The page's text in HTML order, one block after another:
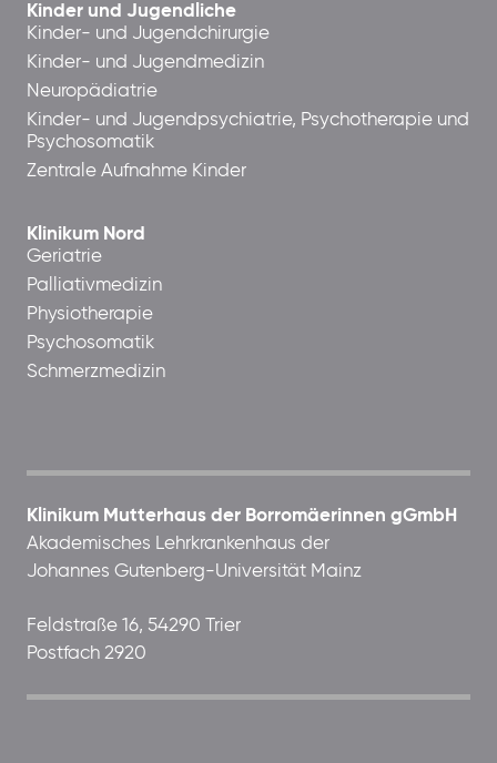
Kinder und Jugendliche
Kinder- und Jugendchirurgie
Kinder- und Jugendmedizin
Neuropädiatrie
Kinder- und Jugendpsychiatrie, Psychotherapie und
Psychosomatik
Zentrale Aufnahme Kinder
Klinikum Nord
Geriatrie
Palliativmedizin
Physiotherapie
Psychosomatik
Schmerzmedizin
Klinikum Mutterhaus der Borromäerinnen gGmbH
Akademisches Lehrkrankenhaus der
Johannes Gutenberg-Universität Mainz
Feldstraße 16, 54290 Trier
Postfach 2920